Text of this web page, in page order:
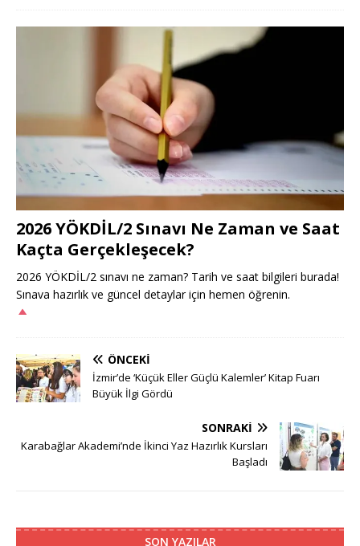
2026 YÖKDİL/2 Sınavı Ne Zaman ve Saat
Kaçta Gerçekleşecek?
2026 YÖKDİL/2 sınavı ne zaman? Tarih ve saat bilgileri burada!
Sınava hazırlık ve güncel detaylar için hemen öğrenin.
ÖNCEKI
İzmir’de ‘Küçük Eller Güçlü Kalemler’ Kitap Fuarı
Büyük İlgi Gördü
SONRAKI
Karabağlar Akademi’nde İkinci Yaz Hazırlık Kursları
Başladı
SON YAZILAR